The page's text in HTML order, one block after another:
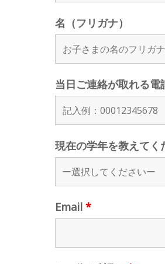
名（フリガナ）
当日ご連絡が取れる電
現在の学年を教えてく
Email *